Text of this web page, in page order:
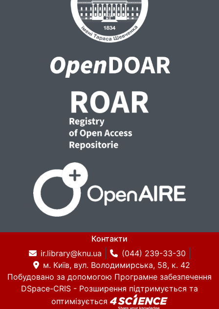
Контакти
ir.library@knu.ua
(044) 239-33-30
м. Київ, вул. Володимирська, 58, к. 42
Побудовано за допомогою Програмне забезпечення
DSpace-CRIS - Розширення підтримується та
оптимізується